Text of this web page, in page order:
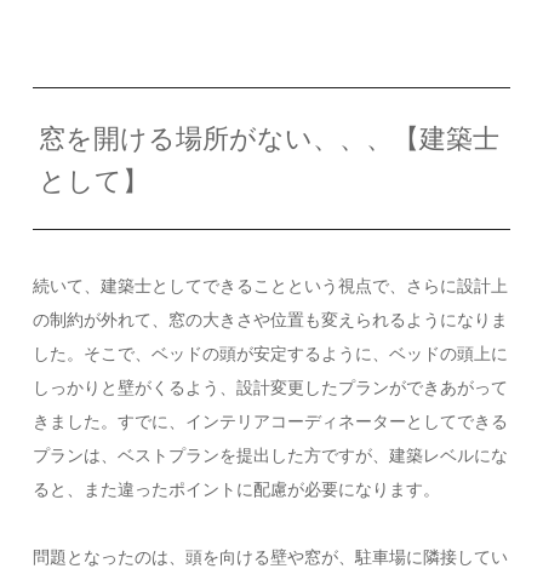
窓を開ける場所がない、、、【建築士
として】
続いて、建築士としてできることという視点で、さらに設計上
の制約が外れて、窓の大きさや位置も変えられるようになりま
した。そこで、ベッドの頭が安定するように、ベッドの頭上に
しっかりと壁がくるよう、設計変更したプランができあがって
きました。すでに、インテリアコーディネーターとしてできる
プランは、ベストプランを提出した方ですが、建築レベルにな
ると、また違ったポイントに配慮が必要になります。
問題となったのは、頭を向ける壁や窓が、駐車場に隣接してい